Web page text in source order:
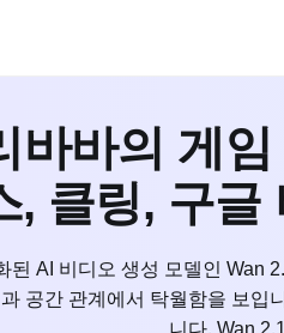
바바의 게
, 클링, 구글
AI 비디오 생성 모델인 Wan
공간 관계에서 탁월함을 보
니다. Wan